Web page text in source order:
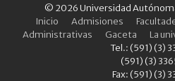
© 2026 Universidad
Inicio
Admisiones
Administrativas
Gaceta La
Tel.: (591) (3)
(591) (3)
Fax: (591) (3)